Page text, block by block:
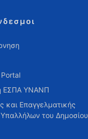
ΕΣΠΑ ΥΝΑΝΠ
και Επαγγελματικής
του Δημοσίου